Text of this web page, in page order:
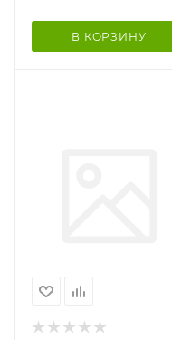
В КОРЗИНУ